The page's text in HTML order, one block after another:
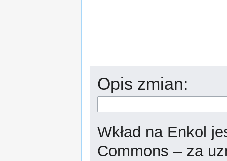
Opis zmian:
Wkład na Enkol
Commons – za